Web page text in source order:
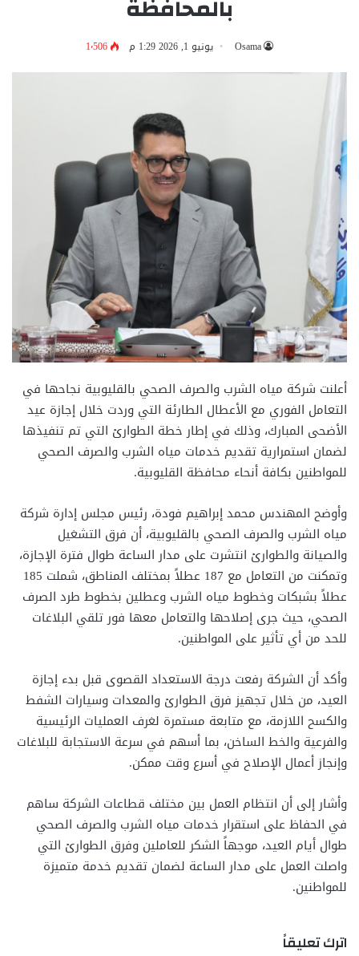
بالمحافظة
Osama يونيو 1, 2026 1:29 م 1٬506
أعلنت شركة مياه الشرب والصرف الصحي بالقليوبية نجاحها في
التعامل الفوري مع الأعطال الطارئة التي وردت خلال إجازة عيد
الأضحى المبارك، وذلك في إطار خطة الطوارئ التي تم تنفيذها
لضمان استمرارية تقديم خدمات مياه الشرب والصرف الصحي
للمواطنين بكافة أنحاء محافظة القليوبية.
وأوضح المهندس محمد إبراهيم فودة، رئيس مجلس إدارة شركة
مياه الشرب والصرف الصحي بالقليوبية، أن فرق التشغيل
والصيانة والطوارئ انتشرت على مدار الساعة طوال فترة الإجازة،
وتمكنت من التعامل مع 187 عطلاً بمختلف المناطق، شملت 185
عطلاً بشبكات وخطوط مياه الشرب وعطلين بخطوط طرد الصرف
الصحي، حيث جرى إصلاحها والتعامل معها فور تلقي البلاغات
للحد من أي تأثير على المواطنين.
وأكد أن الشركة رفعت درجة الاستعداد القصوى قبل بدء إجازة
العيد، من خلال تجهيز فرق الطوارئ والمعدات وسيارات الشفط
والكسح اللازمة، مع متابعة مستمرة لغرف العمليات الرئيسية
والفرعية والخط الساخن، بما أسهم في سرعة الاستجابة للبلاغات
وإنجاز أعمال الإصلاح في أسرع وقت ممكن.
وأشار إلى أن انتظام العمل بين مختلف قطاعات الشركة ساهم
في الحفاظ على استقرار خدمات مياه الشرب والصرف الصحي
طوال أيام العيد، موجهاً الشكر للعاملين وفرق الطوارئ التي
واصلت العمل على مدار الساعة لضمان تقديم خدمة متميزة
للمواطنين.
اترك تعليقاً